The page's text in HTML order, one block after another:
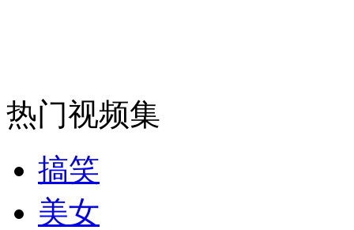
走！跟着总书记去植树
消防员救轻生者
热门视频集
搞笑
美女